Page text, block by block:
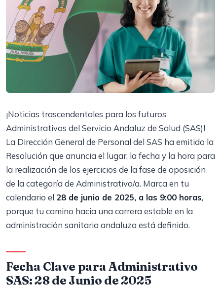
¡Noticias trascendentales para los futuros
Administrativos del Servicio Andaluz de Salud (SAS)!
La Dirección General de Personal del SAS ha emitido la
Resolución que anuncia el lugar, la fecha y la hora para
la realización de los ejercicios de la fase de oposición
de la categoría de Administrativo/a. Marca en tu
calendario el 28 de junio de 2025, a las 9:00 horas,
porque tu camino hacia una carrera estable en la
administración sanitaria andaluza está definido.
Fecha Clave para Administrativo
SAS: 28 de Junio de 2025